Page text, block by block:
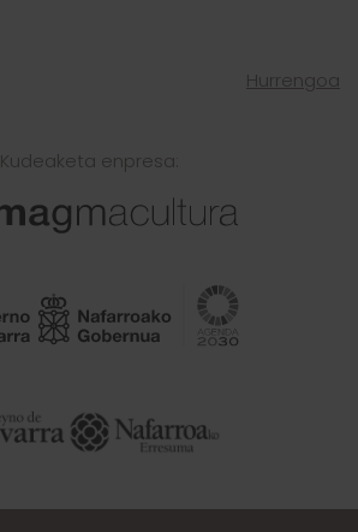
Hurrengoa
Kudeaketa enpresa: